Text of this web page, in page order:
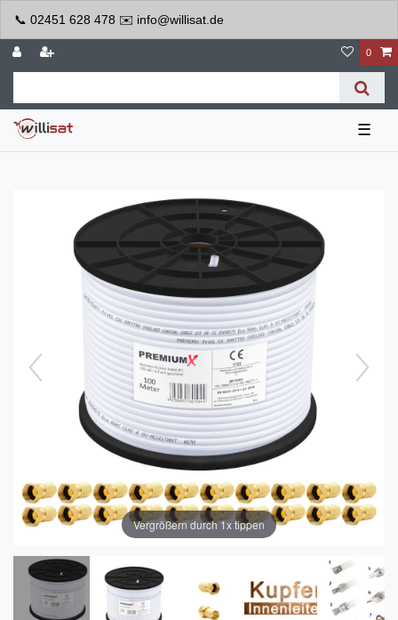
📞 02451 628 478 ✉️ info@willisat.de
0
☰
Vergrößern durch 1x tippen